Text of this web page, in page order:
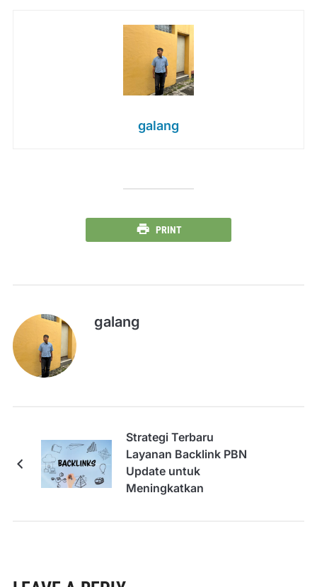
galang
PRINT
galang
Strategi Terbaru
Layanan Backlink PBN
Update untuk
Meningkatkan